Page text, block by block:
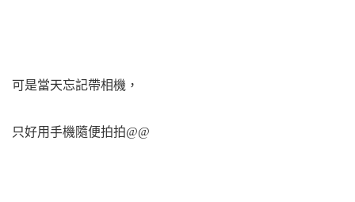
可是當天忘記帶相機，
只好用手機隨便拍拍@@